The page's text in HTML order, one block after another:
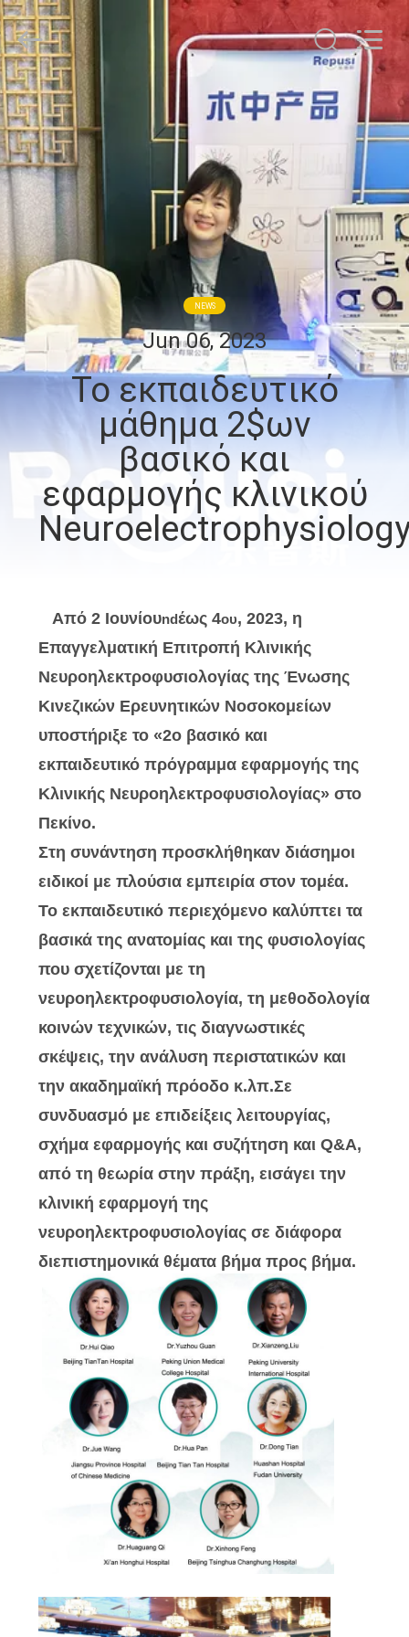
ΣΠΊΤΙ
ΠΡΟΪΌΝΤΑ
ΠΕΡΊΠΟΥ
ΕΜΕΊΣ
ΓΎΡΟΣ
ΕΡΓΟΣΤΑΣΊΩΝ
ΠΟΙΟΤΙΚΌΣ
ΈΛΕΓΧΟΣ
ΜΑΣ
ΕΛΆΤΕ
ΕΙΔΉΣΕΙΣ
ΖΗΤΉΣΤΕ
ΈΝΑ
ΑΠΌΣΠΑΣΜΑ
SITEMAP
PRIVACY
POLICY
Suzhou
Repusi
Electronics
Co.,Ltd..
All
Rights
Reserved.
NEWS
Jun 06, 2023
Το εκπαιδευτικό
μάθημα 2$ων
βασικό και
εφαρμογής κλινικού
Από 2 Ιουνίουndέως 4ου, 2023, η
Επαγγελματική Επιτροπή Κλινικής
Νευροηλεκτροφυσιολογίας της Ένωσης
Κινεζικών Ερευνητικών Νοσοκομείων
υποστήριξε το «2ο βασικό και
εκπαιδευτικό πρόγραμμα εφαρμογής της
Κλινικής Νευροηλεκτροφυσιολογίας» στο
Πεκίνο.
Στη συνάντηση προσκλήθηκαν διάσημοι
ειδικοί με πλούσια εμπειρία στον τομέα.
Το εκπαιδευτικό περιεχόμενο καλύπτει τα
βασικά της ανατομίας και της φυσιολογίας
που σχετίζονται με τη
νευροηλεκτροφυσιολογία, τη μεθοδολογία
κοινών τεχνικών, τις διαγνωστικές
σκέψεις, την ανάλυση περιστατικών και
την ακαδημαϊκή πρόοδο κ.λπ.Σε
συνδυασμό με επιδείξεις λειτουργίας,
σχήμα εφαρμογής και συζήτηση και Q&A,
από τη θεωρία στην πράξη, εισάγει την
κλινική εφαρμογή της
νευροηλεκτροφυσιολογίας σε διάφορα
διεπιστημονικά θέματα βήμα προς βήμα.